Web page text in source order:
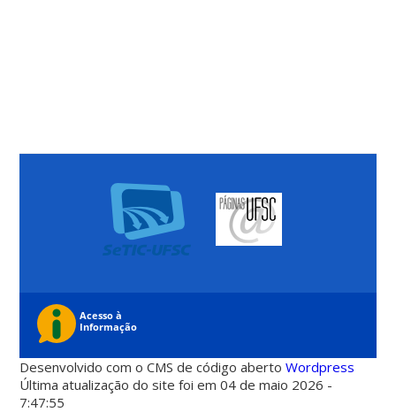
Desenvolvido com o CMS de código abertoWordpress
Última atualização do site foi em 04 de maio 2026 -
7:47:55